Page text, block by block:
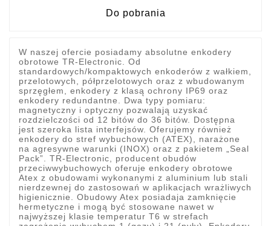
Do pobrania
W naszej ofercie posiadamy absolutne enkodery
obrotowe TR-Electronic. Od
standardowych/kompaktowych enkoderów z wałkiem,
przelotowych, półprzelotowych oraz z wbudowanym
sprzęgłem, enkodery z klasą ochrony IP69 oraz
enkodery redundantne. Dwa typy pomiaru:
magnetyczny i optyczny pozwalają uzyskać
rozdzielczości od 12 bitów do 36 bitów. Dostępna
jest szeroka lista interfejsów. Oferujemy również
enkodery do stref wybuchowych (ATEX), narażone
na agresywne warunki (INOX) oraz z pakietem „Seal
Pack”. TR-Electronic, producent obudów
przeciwwybuchowych oferuje enkodery obrotowe
Atex z obudowami wykonanymi z aluminium lub stali
nierdzewnej do zastosowań w aplikacjach wrażliwych
higienicznie. Obudowy Atex posiadaja zamknięcie
hermetyczne i mogą być stosowane nawet w
najwyższej klasie temperatur T6 w strefach